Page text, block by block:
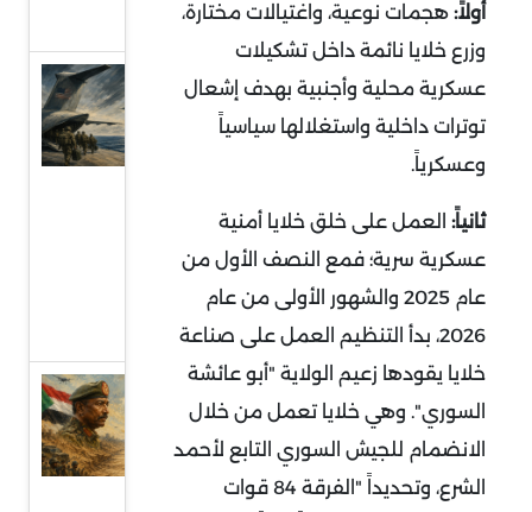
أولاً: هجمات نوعية، واغتيالات مختارة،
وزرع خلايا نائمة داخل تشكيلات
عسكرية محلية وأجنبية بهدف إشعال
توترات داخلية واستغلالها سياسياً
وعسكرياً.
ثانياً: العمل على خلق خلايا أمنية
عسكرية سرية؛ فمع النصف الأول من
عام 2025 والشهور الأولى من عام
2026، بدأ التنظيم العمل على صناعة
خلايا يقودها زعيم الولاية "أبو عائشة
السوري". وهي خلايا تعمل من خلال
الانضمام للجيش السوري التابع لأحمد
الشرع، وتحديداً "الفرقة 84 قوات
الأحمر
قراءة
في
قوات
أميركية
من
أوروبا
وإثيوبيا:
جبهة
مواجهة